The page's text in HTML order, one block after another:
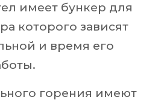
имеет бункер для
которого зависят
и время его
горения имеют